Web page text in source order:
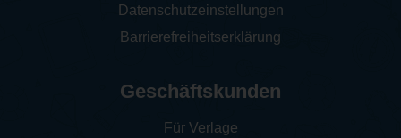
Datenschutzeinstellungen
Barrierefreiheitserklärung
Geschäftskunden
Für Verlage